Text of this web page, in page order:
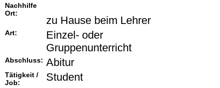
Nachhilfe
Ort:
zu Hause beim Lehrer
Art:
Einzel- oder
Gruppenunterricht
Abschluss: Abitur
Tätigkeit /
Job:
Student